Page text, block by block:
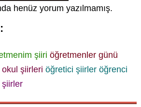
henüz yorum yazılmamış.
şiiri öğretmenler günü
okul şiirleri öğretici şiirler öğrenci
şiirler